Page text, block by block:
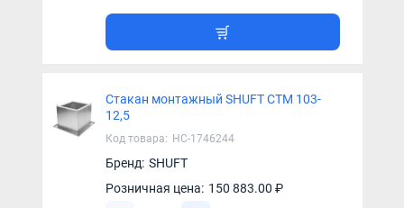
Стакан монтажный SHUFT СТМ 103-
12,5
Код товара: НС-1746244
Бренд: SHUFT
Розничная цена: 150 883.00 ₽